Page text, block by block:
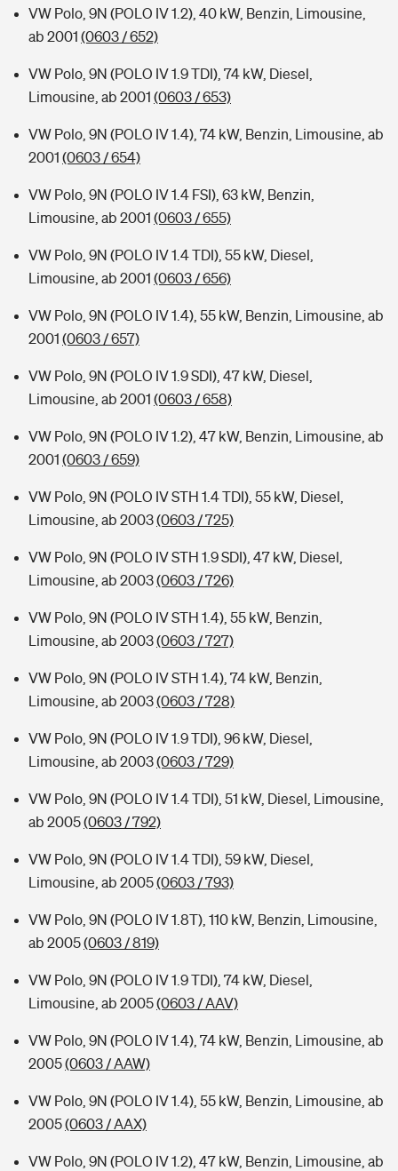
VW Polo, 9N (POLO IV 1.2), 40 kW, Benzin, Limousine,
ab 2001 (0603 / 652)
VW Polo, 9N (POLO IV 1.9 TDI), 74 kW, Diesel,
Limousine, ab 2001 (0603 / 653)
VW Polo, 9N (POLO IV 1.4), 74 kW, Benzin, Limousine, ab
2001 (0603 / 654)
VW Polo, 9N (POLO IV 1.4 FSI), 63 kW, Benzin,
Limousine, ab 2001 (0603 / 655)
VW Polo, 9N (POLO IV 1.4 TDI), 55 kW, Diesel,
Limousine, ab 2001 (0603 / 656)
VW Polo, 9N (POLO IV 1.4), 55 kW, Benzin, Limousine, ab
2001 (0603 / 657)
VW Polo, 9N (POLO IV 1.9 SDI), 47 kW, Diesel,
Limousine, ab 2001 (0603 / 658)
VW Polo, 9N (POLO IV 1.2), 47 kW, Benzin, Limousine, ab
2001 (0603 / 659)
VW Polo, 9N (POLO IV STH 1.4 TDI), 55 kW, Diesel,
Limousine, ab 2003(0603 / 725)
VW Polo, 9N (POLO IV STH 1.9 SDI), 47 kW, Diesel,
Limousine, ab 2003(0603 / 726)
VW Polo, 9N (POLO IV STH 1.4), 55 kW, Benzin,
Limousine, ab 2003(0603 / 727)
VW Polo, 9N (POLO IV STH 1.4), 74 kW, Benzin,
Limousine, ab 2003(0603 / 728)
VW Polo, 9N (POLO IV 1.9 TDI), 96 kW, Diesel,
Limousine, ab 2003(0603 / 729)
VW Polo, 9N (POLO IV 1.4 TDI), 51 kW, Diesel, Limousine,
ab 2005(0603 / 792)
VW Polo, 9N (POLO IV 1.4 TDI), 59 kW, Diesel,
Limousine, ab 2005(0603 / 793)
VW Polo, 9N (POLO IV 1.8T), 110 kW, Benzin, Limousine,
ab 2005(0603 / 819)
VW Polo, 9N (POLO IV 1.9 TDI), 74 kW, Diesel,
Limousine, ab 2005(0603 / AAV)
VW Polo, 9N (POLO IV 1.4), 74 kW, Benzin, Limousine, ab
2005(0603 / AAW)
VW Polo, 9N (POLO IV 1.4), 55 kW, Benzin, Limousine, ab
2005(0603 / AAX)
VW Polo, 9N (POLO IV 1.2), 47 kW, Benzin, Limousine, ab